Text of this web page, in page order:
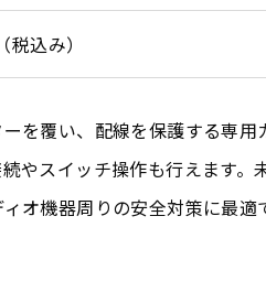
込み）
を覆い、配線を保護する専用
やスイッチ操作も行えます。
オ機器周りの安全対策に最適